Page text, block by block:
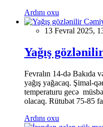
Ardını oxu
13 Fevral 2025,
Yağış
Fevralın 14-də Bakıda
yağış yağacaq. Şimal-
temperaturu gecə
olacaq. Rütubət 75-85
Ardını oxu